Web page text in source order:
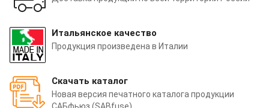
Итальянское качество
Продукция произведена в Италии
Скачать каталог
Новая версия печатного каталога продукции
САБфьюз (SABfuse)